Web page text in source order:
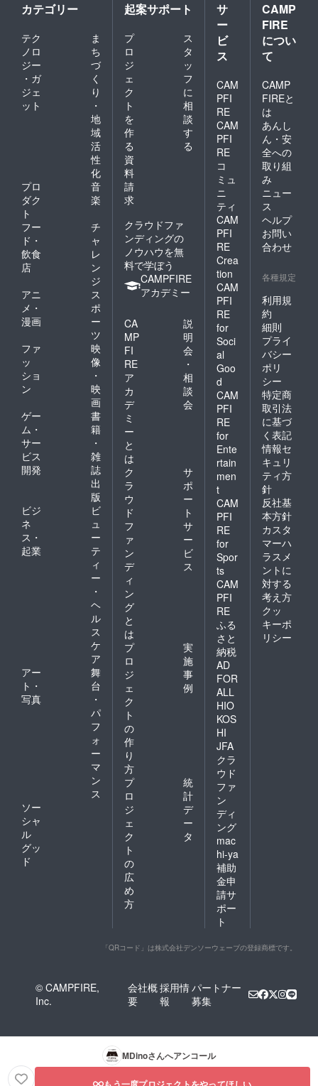
カテゴリー
テク
ノロ
ジー
・ガ
ジェ
ット
ま
ち
づ
く
り
・
地
域
活
性
化
プロ
ダク
ト
音
楽
フー
ド・
飲食
店
チ
ャ
レ
ン
ジ
アニ
メ・
漫画
ス
ポ
ー
ツ
ファ
ッ
ショ
ン
映
像
・
映
画
ゲー
ム・
サー
ビス
開発
書
籍
・
雑
誌
出
版
ビジ
ネ
ス・
起業
ビ
ュ
ー
テ
ィ
ー
・
ヘ
ル
ス
ケ
ア
アー
ト・
写真
舞
台
・
パ
フ
ォ
ー
マ
ン
ス
ソー
シャ
ル
グッ
ド
起案サポート
プ
ロ
ジ
ェ
ク
ト
を
作
る
ス
タ
ッ
フ
に
相
談
す
る
資
料
請
求
クラウドファ
ンディングの
ノウハウを無
料で学ぼう
CAMPFIRE
アカデミー
CA
MP
FI
RE
ア
カ
デ
ミ
ー
と
は
説
明
会
・
相
談
会
ク
ラ
ウ
ド
フ
ァ
ン
デ
ィ
ン
グ
と
は
サ
ポ
ー
ト
サ
ー
ビ
ス
プ
ロ
ジ
ェ
ク
ト
の
作
り
方
実
施
事
例
プ
ロ
ジ
ェ
ク
ト
の
広
め
方
統
計
デ
ー
タ
サ
ー
ビ
ス
CAM
PFI
RE
CAM
PFI
RE
コ
ミュ
ニ
ティ
CAM
PFI
RE
Crea
tion
CAM
PFI
RE
for
Soci
al
Goo
d
CAM
PFI
RE
for
Ente
rtain
men
t
CAM
PFI
RE
for
Spor
ts
CAM
PFI
RE
ふる
さと
納税
AD
FOR
ALL
HIO
KOS
HI
JFA
クラ
ウド
ファ
ン
ディ
ング
mac
hi-ya
補助
金申
請サ
ポー
ト
CAMP
FIRE
につい
て
CAMP
FIREと
は
あんし
ん・安
全への
取り組
み
ニュー
ス
ヘルプ
お問い
合わせ
各種規定
利用規
約
細則
プライ
バシー
ポリ
シー
特定商
取引法
に基づ
く表記
情報セ
キュリ
ティ方
針
反社基
本方針
カスタ
マーハ
ラスメ
ントに
対する
考え方
クッ
キーポ
リシー
「QRコード」は株式会社デンソーウェーブの登録商標です。
© CAMPFIRE,
Inc.
会社概
要
採用情
報
パートナー
募集
MDinoさんへアンコール